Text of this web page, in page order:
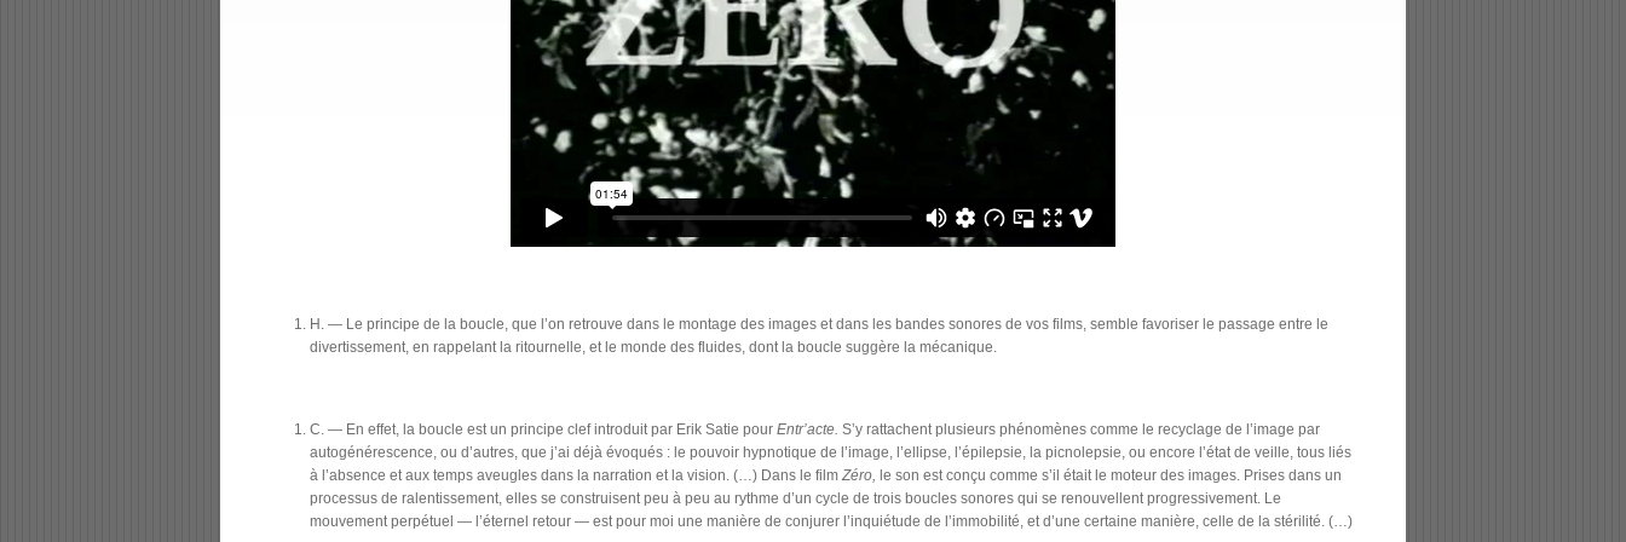
H. — Le principe de la boucle, que l’on retrouve dans le montage des images et dans les bandes sonores de vos films, semble favoriser le passage entre le
divertissement, en rappelant la ritournelle, et le monde des fluides, dont la boucle suggère la mécanique.
C. — En effet, la boucle est un principe clef introduit par Erik Satie pourEntr’acte.S’y rattachent plusieurs phénomènes comme le recyclage de l’image par
autogénérescence, ou d’autres, que j’ai déjà évoqués : le pouvoir hypnotique de l’image, l’ellipse, l’épilepsie, la picnolepsie, ou encore l’état de veille, tous liés
à l’absence et aux temps aveugles dans la narration et la vision. (…) Dans le filmZéro, le son est conçu comme s’il était le moteur des images. Prises dans un
processus de ralentissement, elles se construisent peu à peu au rythme d’un cycle de trois boucles sonores qui se renouvellent progressivement. Le
mouvement perpétuel — l’éternel retour — est pour moi une manière de conjurer l’inquiétude de l’immobilité, et d’une certaine manière, celle de la stérilité. (…)